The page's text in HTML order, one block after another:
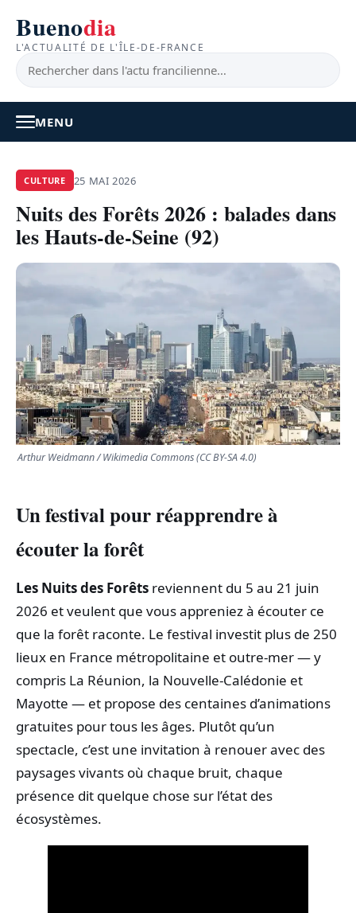
Buenodia
L'ACTUALITÉ DE L'ÎLE-DE-FRANCE
MENU
ACTUALITÉ
FAITS DIVERS
TRANSPORTS
ÉCONOMIE
SPORT
CULTURE
CULTURE 25 MAI 2026
Nuits des Forêts 2026 : balades dans
les Hauts-de-Seine (92)
Arthur Weidmann / Wikimedia Commons (CC BY-SA 4.0)
Un festival pour réapprendre à
écouter la forêt
Les Nuits des Forêts reviennent du 5 au 21 juin
2026 et veulent que vous appreniez à écouter ce
que la forêt raconte. Le festival investit plus de 250
lieux en France métropolitaine et outre‑mer — y
compris La Réunion, la Nouvelle‑Calédonie et
Mayotte — et propose des centaines d’animations
gratuites pour tous les âges. Plutôt qu’un
spectacle, c’est une invitation à renouer avec des
paysages vivants où chaque bruit, chaque
présence dit quelque chose sur l’état des
écosystèmes.